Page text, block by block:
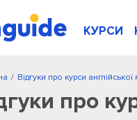
КУРСИ
/ Відгуки про курси
про